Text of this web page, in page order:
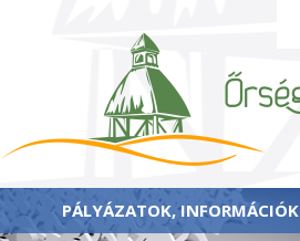
PÁLYÁZATOK, INFORMÁCIÓK